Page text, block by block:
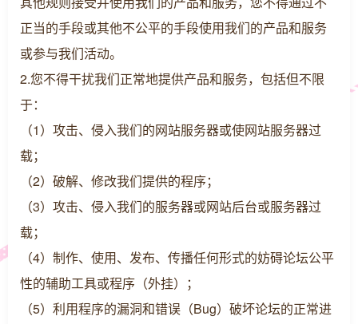
正当的手段或其他不公平的手段使用我们的产品和服务
或参与我们活动。
2.您不得干扰我们正常地提供产品和服务，包括但不限
于：
（1）攻击、侵入我们的网站服务器或使网站服务器过
载；
（2）破解、修改我们提供的程序；
（3）攻击、侵入我们的服务器或网站后台或服务器过
载；
（4）制作、使用、发布、传播任何形式的妨碍论坛公平
性的辅助工具或程序（外挂）；
（5）利用程序的漏洞和错误（Bug）破坏论坛的正常进